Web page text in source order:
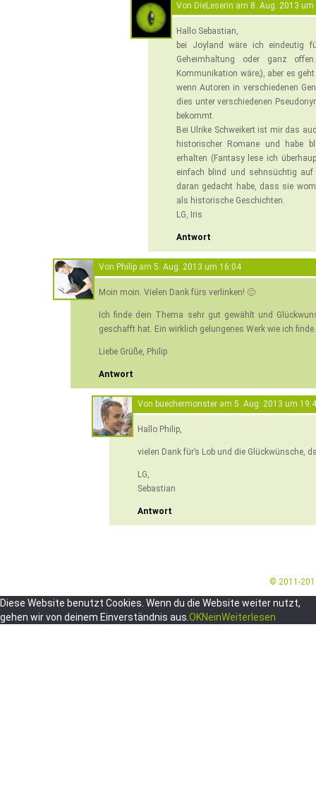
Von DieLeserin am 8. Aug. 2013 um
Hallo Sebastian,
bei Joyland wäre ich eindeutig
Geheimhaltung oder ganz
Kommunikation wäre;), aber es
wenn Autoren in verschiedenen
dies unter verschiedenen
bekommt.
Bei Ulrike Schweikert ist mir das
historischer Romane und habe
erhalten (Fantasy lese ich
einfach blind und sehnsüchtig
daran gedacht habe, dass sie
als historische Geschichten.
LG, Iris
Antwort
Von Philip am 5. Aug. 2013 um 16:04
Moin moin. Vielen Dank fürs verlinken! 🙂
Ich finde dein Thema sehr gut gewählt und
geschafft hat. Ein wirklich gelungenes Werk wie ich finde.
Liebe Grüße, Philip
Antwort
Von buechermonster am 5. Aug. 2013 um
Hallo Philip,
vielen Dank für’s Lob und die Glückwünsche,
LG,
Sebastian
Antwort
© 2011-
Diese Website benutzt Cookies. Wenn du die Website weiter nutzt,
gehen wir von deinem Einverständnis aus. OKNeinWeiterlesen